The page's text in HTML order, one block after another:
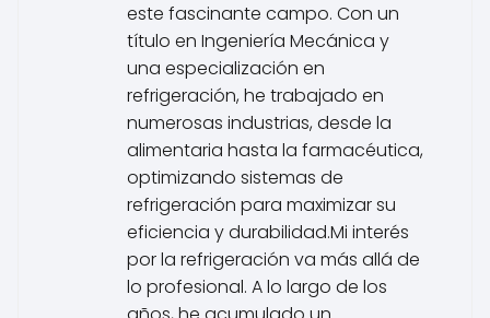
este fascinante campo. Con un
título en Ingeniería Mecánica y
una especialización en
refrigeración, he trabajado en
numerosas industrias, desde la
alimentaria hasta la farmacéutica,
optimizando sistemas de
refrigeración para maximizar su
eficiencia y durabilidad.Mi interés
por la refrigeración va más allá de
lo profesional. A lo largo de los